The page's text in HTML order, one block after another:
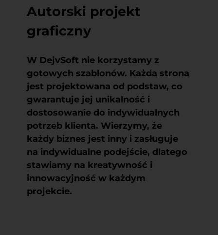
Autorski projekt
graficzny
W DejvSoft nie korzystamy z
gotowych szablonów. Każda strona
jest projektowana od podstaw, co
gwarantuje jej unikalność i
dostosowanie do indywidualnych
potrzeb klienta. Wierzymy, że
każdy biznes jest inny i zasługuje
na indywidualne podejście, dlatego
stawiamy na kreatywność i
innowacyjność w każdym
projekcie.